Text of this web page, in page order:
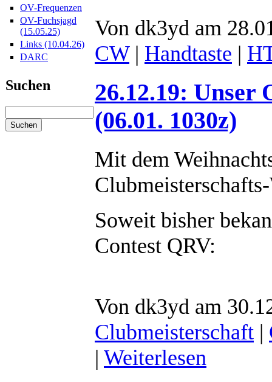
OV-Frequenzen
OV-Fuchsjagd
(15.05.25)
Links (10.04.26)
DARC
Suchen
Von dk3yd am
CW| Handtaste |
26.12.19: Unser
(06.01. 1030z)
Mit dem
Soweit bisher
Contest QRV:
Von dk3yd am
Clubmeisterschaft |
| Weiterlesen